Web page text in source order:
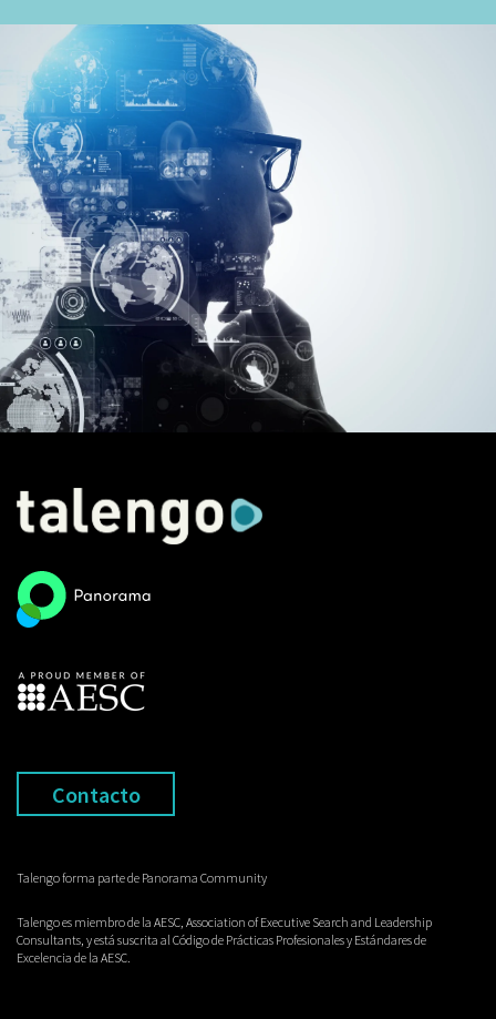
Contacto
Talengo forma parte de Panorama Community
Talengo es miembro de la AESC, Association of Executive Search and Leadership
Consultants, y está suscrita al Código de Prácticas Profesionales y Estándares de
Excelencia de la AESC.